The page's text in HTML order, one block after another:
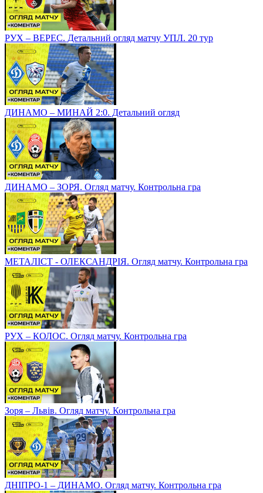
РУХ – ВЕРЕС. Детальний огляд матчу УПЛ. 20 тур
ДИНАМО – МИНАЙ 2:0. Детальний огляд
ДИНАМО – ЗОРЯ. Огляд матчу. Контрольна гра
МЕТАЛІСТ - ОЛЕКСАНДРІЯ. Огляд матчу. Контрольна гра
РУХ – КОЛОС. Огляд матчу. Контрольна гра
Зоря – Львів. Огляд матчу. Контрольна гра
ДНІПРО-1 – ДИНАМО. Огляд матчу. Контрольна гра